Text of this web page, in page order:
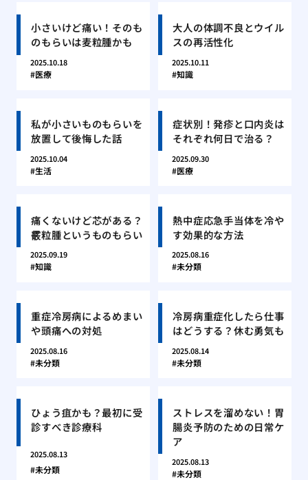
小さいけど痛い！そのも
のもらいは麦粒腫かも
2025.10.18
医療
大人の体調不良とウイル
スの再活性化
2025.10.11
知識
私が小さいものもらいを
放置して後悔した話
2025.10.04
生活
症状別！発疹と口内炎は
それぞれ何日で治る？
2025.09.30
医療
痛くないけど芯がある？
霰粒腫というものもらい
2025.09.19
知識
熱中症応急手当体を冷や
す効果的な方法
2025.08.16
未分類
重症冷房病によるめまい
や頭痛への対処
2025.08.16
未分類
冷房病重症化したら仕事
はどうする？休む勇気も
2025.08.14
未分類
ひょう疽かも？最初に受
診すべき診療科
2025.08.13
未分類
ストレスを溜めない！胃
腸炎予防のための日常ケ
ア
2025.08.13
未分類